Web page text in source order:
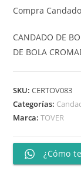
Compra
CANDADO DE
DE BOLA
SKU:CERTOV083
Categorías:
Marca:TOVER
¿Cómo